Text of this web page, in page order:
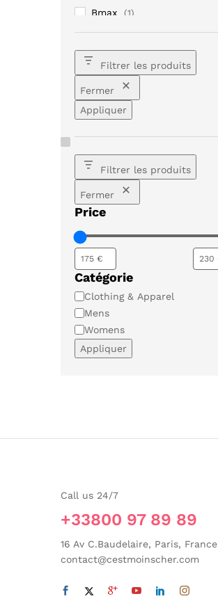
Bmax (1)
Christian Louboutin (33)
Ellesse (1)
Fendi (1)
Galaxy (1)
iPhone
Moncler (1)
(1)
Prada (1)
Sony
Xiaomi
Filtrer les produits
Fermer
Appliquer
Filtrer les produits
Fermer
Price
Catégorie
Catégorie
Clothing & Apparel
Mens
Womens
Appliquer
Call us 24/7
+33800 97 89 89
16 Av C.Baudelaire, Paris, France
contact@cestmoinscher.com